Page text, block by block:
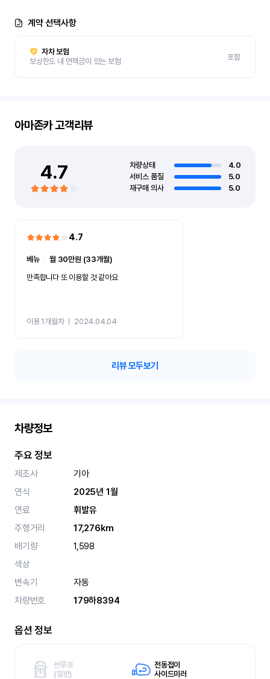
계약 선택사항
자차 보험
보상한도 내 면책금이 있는 보험
포함
아마존카고객리뷰
4.7 차량상태
4.0
서비스 품질
5.0
재구매 의사
5.0
4.7
베뉴ㅣ월 30만원 (33개월)
만족합니다 또 이용할 것 같아요
이용 1개월차ㅣ 2024.04.04
리뷰 모두보기
차량정보
주요 정보
제조사
기아
연식
2025년 1월
연료
휘발유
주행거리
17,276km
배기량
1,598
색상
변속기
자동
차량번호
179하8394
옵션 정보
썬루프
(일반)
전동접이
사이드미러